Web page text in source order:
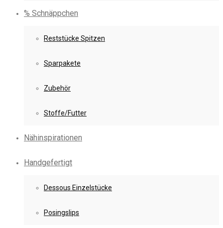
% Schnäppchen
Reststücke Spitzen
Sparpakete
Zubehör
Stoffe/Futter
Nähinspirationen
Handgefertigt
Dessous Einzelstücke
Posingslips